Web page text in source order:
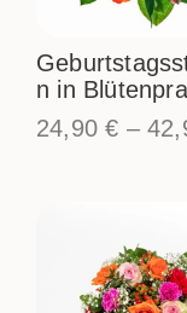
n in
24,90€ –